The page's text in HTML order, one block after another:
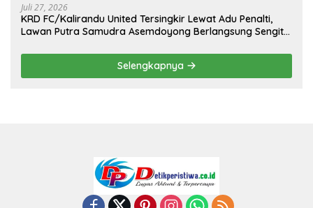
Juli 27, 2026
KRD FC/Kalirandu United Tersingkir Lewat Adu Penalti,
Lawan Putra Samudra Asemdoyong Berlangsung Sengit
Selengkapnya